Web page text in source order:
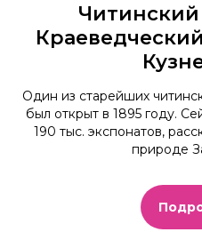
Один из старейших
был открыт в 1895 году.
190 тыс. экспонатов,
природе